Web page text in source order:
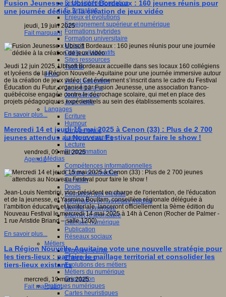
Dispositifs de formation
E- formation
Enjeux et évolutions
Enseignement supérieur et numérique
Formations hybrides
Formation universitaire
Mooc’s
Outils collaboratifs
Sites ressources
Tutorat
Jeux
Jeu et éducation
Jeux 4/12 ans
Jeux sérieux
Jeux vidéo
Langages
Ecriture
Humour
Langue orale
Langues vivantes
Lecture
Programmation
Médias
Compétences informationnelles
Culture des médias
Curation
Droits
Education aux médias
Information et nouveaux médias
Identité numérique
Internet responsable
Littératie numérique
Publication
Réseaux sociaux
Métiers
Entrepreneuriat
Entreprises
Evolutions des métiers
Métiers du numérique
Orientation
Pratiques numériques
Cartes heuristiques
Fusion Jeunesse x Ubisoft Bordeaux : 160 jeunes réunis pour
une journée dédiée à la création de jeux vidéo
jeudi, 19 juin 2025
Fait marquant
Jeudi 12 juin 2025, Ubisoft Bordeaux accueille dans ses locaux 160 collégiens
et lycéens de la Région Nouvelle-Aquitaine pour une journée immersive autour
de la création de jeux vidéo. Cet événement s’inscrit dans le cadre du Festival
Éducation du Futur, organisé par Fusion Jeunesse, une association franco-
québécoise engagée contre le décrochage scolaire, qui met en place des
projets pédagogiques expérientiels au sein des établissements scolaires.
En savoir plus...
Mercredi 14 et jeudi 15 mai 2025 à Cenon (33) : Plus de 2 700
jeunes attendus au Nouveau Festival pour faire le show !
vendredi, 09 mai 2025
Agenda
Jean-Louis Nembrini, vice-président en charge de l'orientation, de l'éducation
et de la jeunesse, et Yasmina Boultam, conseillère régionale déléguée à
l’ambition éducative et territoriale, lanceront officiellement la 9ème édition du
Nouveau Festival le mercredi 14 mai 2025 à 14h à Cenon (Rocher de Palmer -
1 rue Aristide Briand – salle 1200).
En savoir plus...
La Région Nouvelle-Aquitaine vote une nouvelle stratégie pour
les tiers-lieux : parfaire le maillage territorial et consolider les
tiers-lieux existants
mercredi, 19 mars 2025
Fait marquant